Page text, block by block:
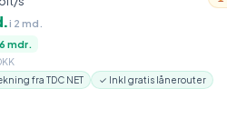
i 2 md.
mdr.
fra TDC NET ✓ Inkl gratis lånerouter